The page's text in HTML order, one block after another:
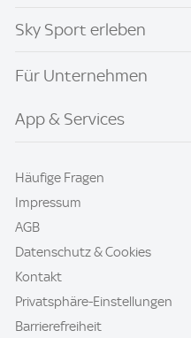
Sky Sport erleben
Für Unternehmen
App & Services
Häufige Fragen
Impressum
AGB
Datenschutz & Cookies
Kontakt
Privatsphäre-Einstellungen
Barrierefreiheit